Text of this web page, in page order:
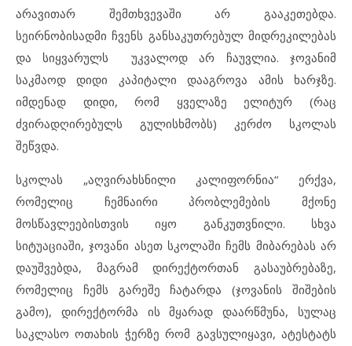
არავითარ შემთხვევაში არ გააკეთებდა.
სეირნობისადმი ჩვენს განსაკუთრებულ მიდრეკილებას
და სიყვარულს უკვალოდ არ ჩაუვლია. ჯოვანიმ
საკმაოდ დიდი კაპიტალი დააგროვა ამის ხარჯზე.
იმდენად დიდი, რომ ყველაზე ელიტურ (რაც
ძვირადღირებულს გულისხმობს) კერძო სკოლას
შეწვდა.
სკოლას „აღვირახსნილი კალიფორნია“ ერქვა,
რომელიც ჩემნაირი პრობლემების მქონე
მოსწავლეებისთვის იყო განკუთვნილი. სხვა
სიტუაციაში, ჯოვანი ასეთ სკოლაში ჩემს მიბარებას არ
დაუშვებდა, მაგრამ დირექტორთან გასაუბრებაზე,
რომელიც ჩემს გარეშე ჩატარდა (ჯოვანის შიშების
გამო), დირექტორმა ის მყარად დაარწმუნა, სულაც
საკლასო ოთახის ჭერზე რომ გავსულიყავი, ატესტატს